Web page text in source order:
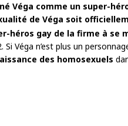
Véga comme un super-
de Véga soit
héros gay de la firme à se
Véga n’est plus un
des homosexuels